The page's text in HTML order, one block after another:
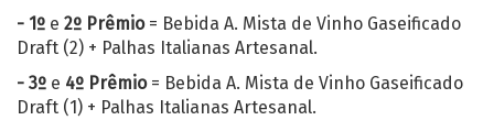
- 1º e 2º Prêmio= Bebida A. Mista de Vinho Gaseificado
Draft (2) + Palhas Italianas Artesanal.
- 3º e 4º Prêmio= Bebida A. Mista de Vinho Gaseificado
Draft (1) + Palhas Italianas Artesanal.